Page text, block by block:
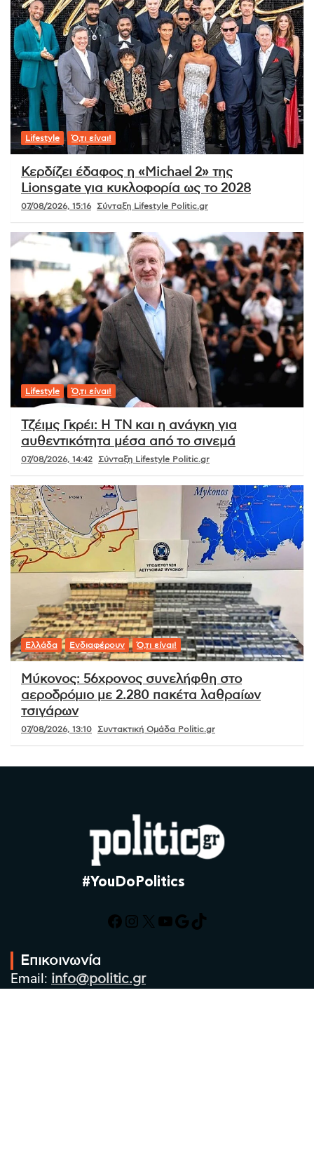
Lifestyle Ό,τι είναι!
Κερδίζει έδαφος η «Michael 2» της
Lionsgate για κυκλοφορία ως το 2028
07/08/2026, 15:16 Σύνταξη Lifestyle Politic.gr
Lifestyle Ό,τι είναι!
Τζέιμς Γκρέι: Η ΤΝ και η ανάγκη για
αυθεντικότητα μέσα από το σινεμά
07/08/2026, 14:42 Σύνταξη Lifestyle Politic.gr
Ελλάδα Ενδιαφέρουν Ό,τι είναι!
Μύκονος: 56χρονος συνελήφθη στο
αεροδρόμιο με 2.280 πακέτα λαθραίων
τσιγάρων
07/08/2026, 13:10 Συντακτική Ομάδα Politic.gr
#YouDoPolitics
Facebook
Instagram
X YouTube
Google
TikTok
Επικοινωνία
Email: info@politic.gr